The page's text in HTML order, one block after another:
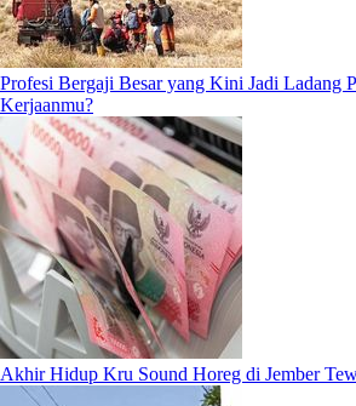
Profesi Bergaji Besar yang Kini Jadi Ladang
Kerjaanmu?
Akhir Hidup Kru Sound Horeg di Jember